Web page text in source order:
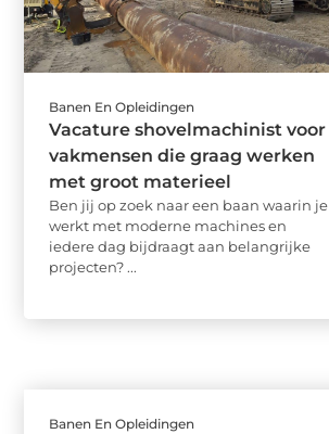
Banen En Opleidingen
Vacature shovelmachinist voor
vakmensen die graag werken
met groot materieel
Ben jij op zoek naar een baan waarin je
werkt met moderne machines en
iedere dag bijdraagt aan belangrijke
projecten? ...
Banen En Opleidingen